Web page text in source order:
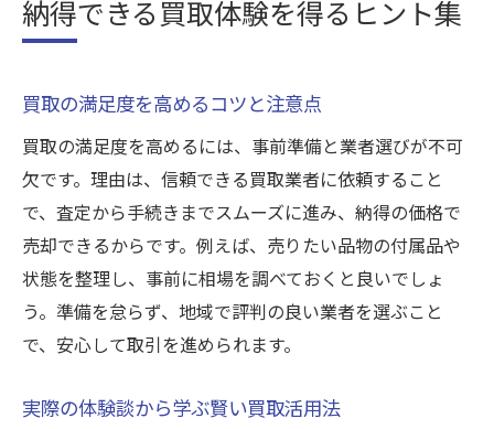
納得できる買取体験を得るヒント集
買取の満足度を高めるコツと注意点
買取の満足度を高めるには、事前準備と業者選びが不可
欠です。理由は、信頼できる買取業者に依頼すること
で、査定から手続きまでスムーズに進み、納得の価格で
売却できるからです。例えば、売りたい品物の付属品や
状態を整理し、事前に相場を調べておくと良いでしょ
う。準備を怠らず、地域で評判の良い業者を選ぶこと
で、安心して取引を進められます。
実際の体験談から学ぶ賢い買取活用法